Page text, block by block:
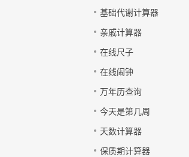
基础代谢计算器
亲戚计算器
在线尺子
在线闹钟
万年历查询
今天是第几周
天数计算器
保质期计算器